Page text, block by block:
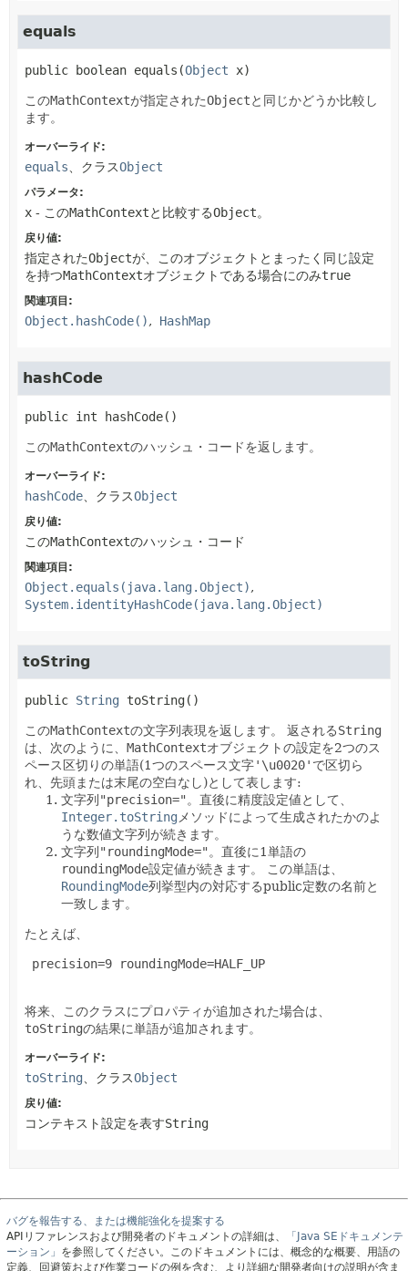
equals
public boolean equals (Object x)
このMathContextが指定されたObjectと同じかどうか比較し
ます。
オーバーライド:
equals 、クラスObject
パラメータ:
x - このMathContextと比較するObject。
戻り値:
指定されたObjectが、このオブジェクトとまったく同じ設定
を持つMathContextオブジェクトである場合にのみtrue
関連項目:
Object.hashCode() HashMap
hashCode
public int hashCode()
このMathContextのハッシュ・コードを返します。
オーバーライド:
hashCode 、クラスObject
戻り値:
このMathContextのハッシュ・コード
関連項目:
Object.equals(java.lang.Object)
System.identityHashCode(java.lang.Object)
toString
public String toString()
このMathContextの文字列表現を返します。 返されるString
は、次のように、 MathContextオブジェクトの設定を2つのス
ペース区切りの単語(1つのスペース文字'\u0020' で区切ら
れ、先頭または末尾の空白なし)として表します:
文字列"precision=" 。直後に精度設定値として、
Integer.toString メソッドによって生成されたかのよ
うな数値文字列が続きます。
文字列"roundingMode=" 。直後に1単語の
roundingMode設定値が続きます。
この単語は、
RoundingMode列挙型内の対応するpublic定数の名前と
一致します。
たとえば、
precision=9 roundingMode=HALF_UP
将来、このクラスにプロパティが追加された場合は、
toStringの結果に単語が追加されます。
オーバーライド:
toString 、クラスObject
戻り値:
コンテキスト設定を表すString
バグを報告する、または機能強化を提案する
APIリファレンスおよび開発者のドキュメントの詳細は、
「Java SEドキュメンテ
ーション」 を参照してください。このドキュメントには、概念的な概要、用語の
定義、回避策および作業コードの例を含む、より詳細な開発者向けの説明が含ま